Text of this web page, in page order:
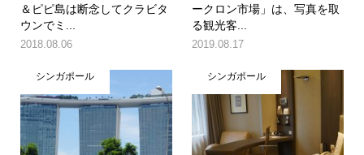
＆ピピ島は断念してクラビタ
ウンでミ...
2018.08.06
ークロン市場」は、写真を取
る観光客...
2019.08.17
シンガポール シンガポール